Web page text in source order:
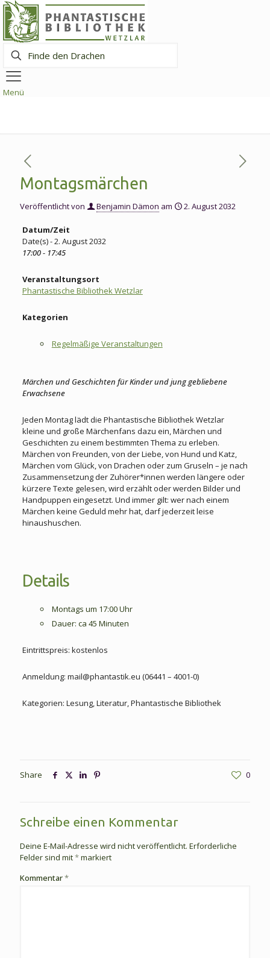
den
Drachen
Menü
Montagsmärchen
Veröffentlicht von Benjamin Dämon am 2. August 2032
Datum/Zeit
Date(s) - 2. August 2032
17:00 - 17:45
Veranstaltungsort
Phantastische Bibliothek Wetzlar
Kategorien
Regelmäßige Veranstaltungen
Märchen und Geschichten für Kinder und jung gebliebene
Erwachsene
Jeden Montag lädt die Phantastische Bibliothek Wetzlar
kleine und große Märchenfans dazu ein, Märchen und
Geschichten zu einem bestimmten Thema zu erleben.
Märchen von Freunden, von der Liebe, von Hund und Katz,
Märchen vom Glück, von Drachen oder zum Gruseln – je nach
Zusammensetzung der Zuhörer*innen werden längere oder
kürzere Texte gelesen, wird erzählt oder werden Bilder und
Handpuppen eingesetzt. Und immer gilt: wer nach einem
Märchen keine Geduld mehr hat, darf jederzeit leise
hinaushuschen.
Details
Montags um 17:00 Uhr
Dauer: ca 45 Minuten
Eintrittspreis: kostenlos
Anmeldung: mail@phantastik.eu (06441 – 4001-0)
Kategorien: Lesung, Literatur, Phantastische Bibliothek
Share 0
Schreibe einen Kommentar
Deine E-Mail-Adresse wird nicht veröffentlicht. Erforderliche
Felder sind mit*markiert
Kommentar*